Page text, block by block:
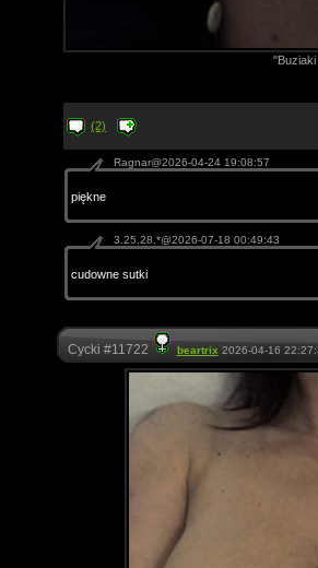
(2)
Ragnar@2026-04-24 19:08:57
piękne
3.25.28.*@2026-07-18 00:49:43
cudowne sutki
Cycki #11722 beartrix 2026-04-16